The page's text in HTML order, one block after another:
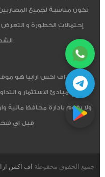
تكون مناسبة لجميع
إحتمالات الخطورة و
موقع اف اكس ارابيا هو
العربي مبادئ الاستثمار و
ولا يقوم بادارة محافظ مالية
قبل اي
جميع الحقوق محفوظة اف اكس